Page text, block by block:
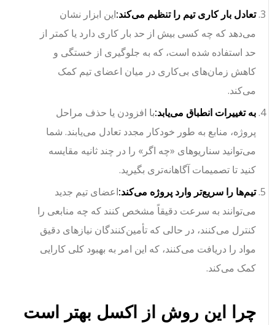
تعادل بار کاری تیم را تنظیم می‌کند:این ابزار نشان
می‌دهد که چه کسی بیش از حد بار کاری دارد یا کمتر از
حد استفاده شده است، که به جلوگیری از خستگی و
کاهش زمان‌های بی‌کاری در میان اعضای تیم کمک
می‌کند.
به تغییرات انطباق می‌یابد:با افزودن یا حذف مراحل
پروژه، منابع به طور خودکار مجدد تعادل می‌یابند. شما
می‌توانید سناریوهای «چه اگر» را در چند ثانیه مقایسه
کنید تا تصمیمات آگاهانه‌تری بگیرید.
تیم‌ها را سریع‌تر وارد پروژه می‌کند:اعضای تیم جدید
می‌توانند به سرعت دقیقاً مشخص کنند که چه منابعی را
کنترل می‌کنند، در حالی که تأمین‌کنندگان نیازهای دقیق
مواد را دریافت می‌کنند، که این امر به بهبود کلی کارایی
کمک می‌کند.
چرا این روش از اکسل بهتر است